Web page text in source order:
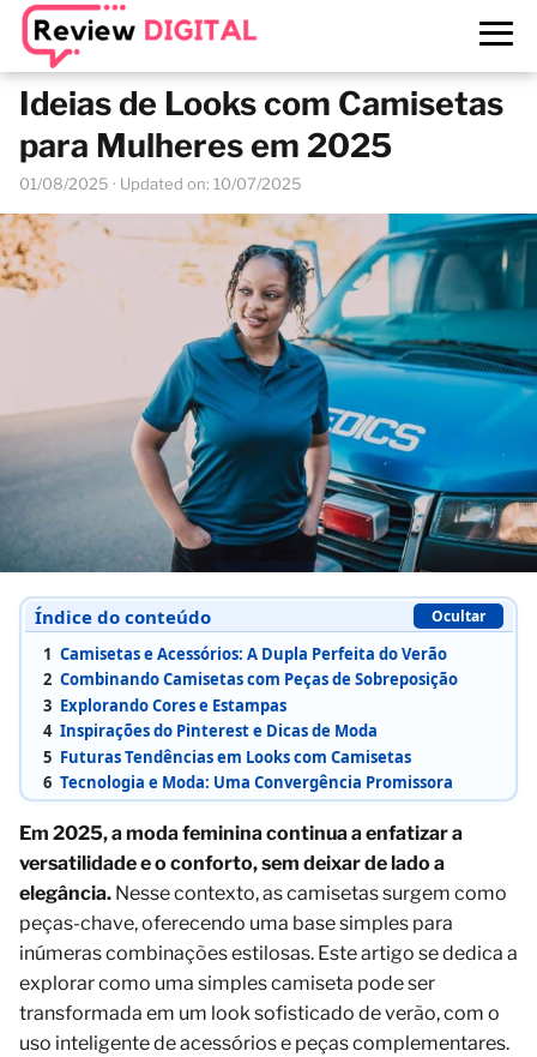
Ideias de Looks com Camisetas
para Mulheres em 2025
01/08/2025 · Updated on: 10/07/2025
Índice do conteúdo Ocultar
1 Camisetas e Acessórios: A Dupla Perfeita do Verão
2 Combinando Camisetas com Peças de Sobreposição
3 Explorando Cores e Estampas
4 Inspirações do Pinterest e Dicas de Moda
5 Futuras Tendências em Looks com Camisetas
6 Tecnologia e Moda: Uma Convergência Promissora
Em 2025, a moda feminina continua a enfatizar a
versatilidade e o conforto, sem deixar de lado a
elegância. Nesse contexto, as camisetas surgem como
peças-chave, oferecendo uma base simples para
inúmeras combinações estilosas. Este artigo se dedica a
explorar como uma simples camiseta pode ser
transformada em um look sofisticado de verão, com o
uso inteligente de acessórios e peças complementares.